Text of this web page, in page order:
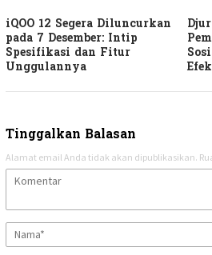
iQOO 12 Segera Diluncurkan
pada 7 Desember: Intip
Spesifikasi dan Fitur
Unggulannya
Tinggalkan Balasan
Alamat email Anda tidak akan dipublikasikan.